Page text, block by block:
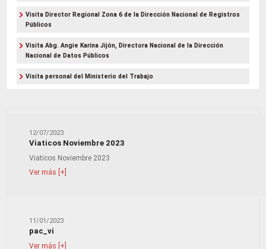
Visita Director Regional Zona 6 de la Dirección Nacional de Registros
Públicos
Visita Abg. Angie Karina Jijón, Directora Nacional de la Dirección
Nacional de Datos Públicos
Visita personal del Ministerio del Trabajo
12/07/2023
Viaticos Noviembre 2023
Viaticos Noviembre 2023
Ver más [+]
11/01/2023
pac_vi
Ver más [+]